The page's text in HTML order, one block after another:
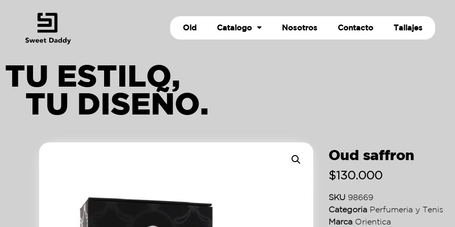
Old Catalogo Nosotros Contacto Tallajes
TU ESTILO,
TU DISEÑO.
Oud saffron
$130.000
SKU 98669
Categoria Perfumeria y Tenis
Marca Orientica